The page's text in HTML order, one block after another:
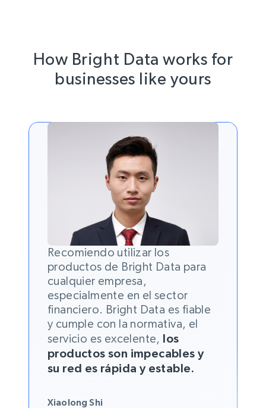
How Bright Data works for
businesses like yours
Recomiendo utilizar los
productos de Bright Data para
cualquier empresa,
especialmente en el sector
financiero. Bright Data es fiable
y cumple con la normativa, el
servicio es excelente, los
productos son impecables y
su red es rápida y estable.
Xiaolong Shi